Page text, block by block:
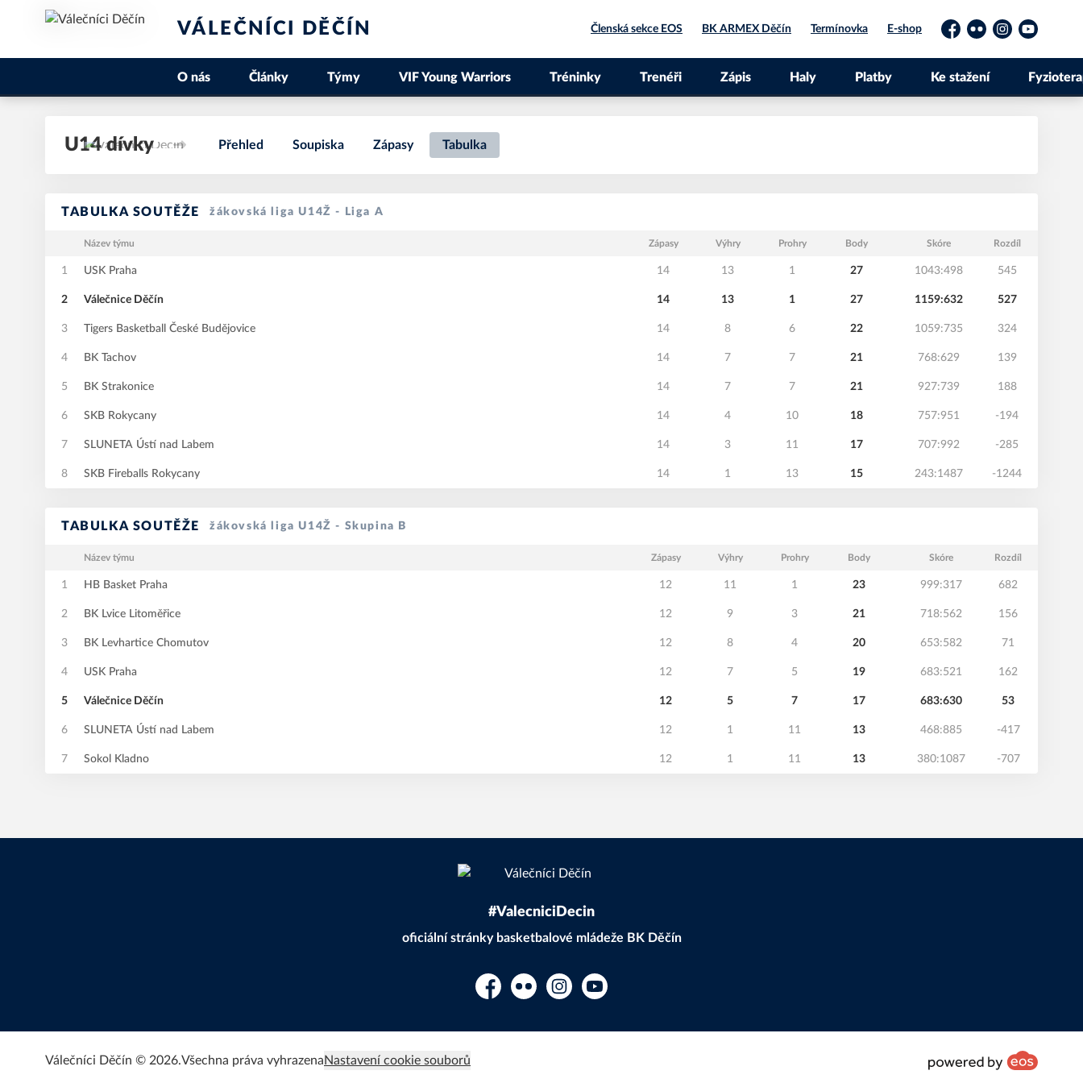
VÁLEČNÍCI DĚČÍN Členská sekce EOS BK ARMEX Děčín Termínovka E-shop
Facebook
FlickrInstagramYouTube
O nás Články Týmy VIF Young Warriors Tréninky Trenéři Zápis Haly Platby Ke stažení
U14 dívky Přehled Soupiska Zápasy Tabulka
TABULKA SOUTĚŽE žákovská liga U14Ž - Liga A
Název týmu Zápasy Výhry Prohry Body Skóre Rozdíl
1 USK Praha 14 13 1 27 1043:498 545
2 Válečnice Děčín 14 13 1 27 1159:632 527
3 Tigers Basketball České Budějovice 14 8 6 22 1059:735 324
4 BK Tachov 14 7 7 21 768:629 139
5 BK Strakonice 14 7 7 21 927:739 188
6 SKB Rokycany 14 4 10 18 757:951 -194
7 SLUNETA Ústí nad Labem 14 3 11 17 707:992 -285
8 SKB Fireballs Rokycany 14 1 13 15 243:1487 -1244
TABULKA SOUTĚŽE žákovská liga U14Ž - Skupina B
Název týmu Zápasy Výhry Prohry Body Skóre Rozdíl
1 HB Basket Praha 12 11 1 23 999:317 682
2 BK Lvice Litoměřice 12 9 3 21 718:562 156
3 BK Levhartice Chomutov 12 8 4 20 653:582 71
4 USK Praha 12 7 5 19 683:521 162
5 Válečnice Děčín 12 5 7 17 683:630 53
6 SLUNETA Ústí nad Labem 12 1 11 13 468:885 -417
7 Sokol Kladno 12 1 11 13 380:1087 -707
#ValecniciDecin
oficiální stránky basketbalové mládeže BK Děčín
FacebookFlickr InstagramYouTube
Válečníci Děčín © 2026.Všechna práva vyhrazenaNastavení cookie souborů